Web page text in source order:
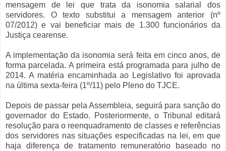
mensagem de lei que trata da isonomia salarial dos
servidores. O texto substitui a mensagem anterior (nº
07/2012) e vai beneficiar mais de 1.300 funcionários da
Justiça cearense.
A implementação da isonomia será feita em cinco anos, de
forma parcelada. A primeira está programada para julho de
2014. A matéria encaminhada ao Legislativo foi aprovada
na última sexta-feira (1º/11) pelo Pleno do TJCE.
Depois de passar pela Assembleia, seguirá para sanção do
governador do Estado. Posteriormente, o Tribunal editará
resolução para o reenquadramento de classes e referências
dos servidores nas situações especificadas na lei, em que
haja diferença de tratamento remuneratório baseado no